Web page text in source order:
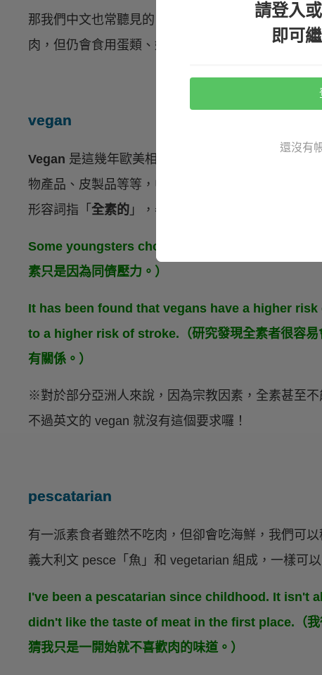
那我們中文也常聽見的「 」英文就是ovo-
肉，但仍會食用蛋類、奶類等等，一樣可以當作名詞
vegan
Vegan 是這幾年歐美相當盛行的飲食方式，除了完
物產品、皮製品等等，中文一般會稱作「全素、純素
形容詞指「 全素的 」，舉個例子：
Some youngsters choose to go vegan simply
素只是因為同儕壓力。）
It has been found that vegans have a higher
to a higher risk of stroke.（研究發現全素者很容易
有關係。）
※對於部分亞洲人來說，因為宗教因素，全素甚至
不過英文的 vegan 就沒有這個要求囉！
pescatarian
有一派素食者雖然不吃肉，但卻會吃海鮮，我們可以
義大利文 pesce「魚」和 vegetarian 組成，一樣可
I've been a pescatarian since childhood. It isn't
didn't like the taste of meat in the first place.（我
猜我只是一開始就不喜歡肉的味道。）
請登入
即可
還沒有